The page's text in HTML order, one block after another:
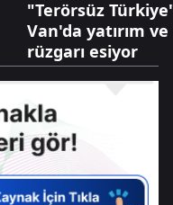
"Terörsüz
Van'da yatırım
rüzgarı esiyor